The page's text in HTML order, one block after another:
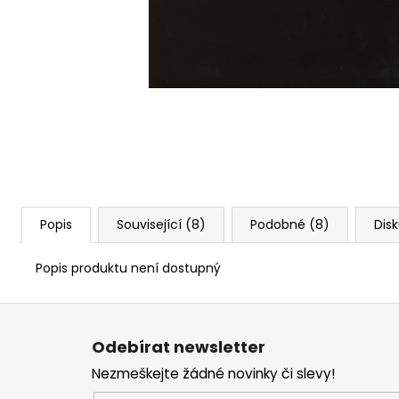
Popis Související (8) Podobné (8)
Popis produktu není dostupný
Z
Odebírat newsletter
Nezmeškejte žádné novinky či slevy!